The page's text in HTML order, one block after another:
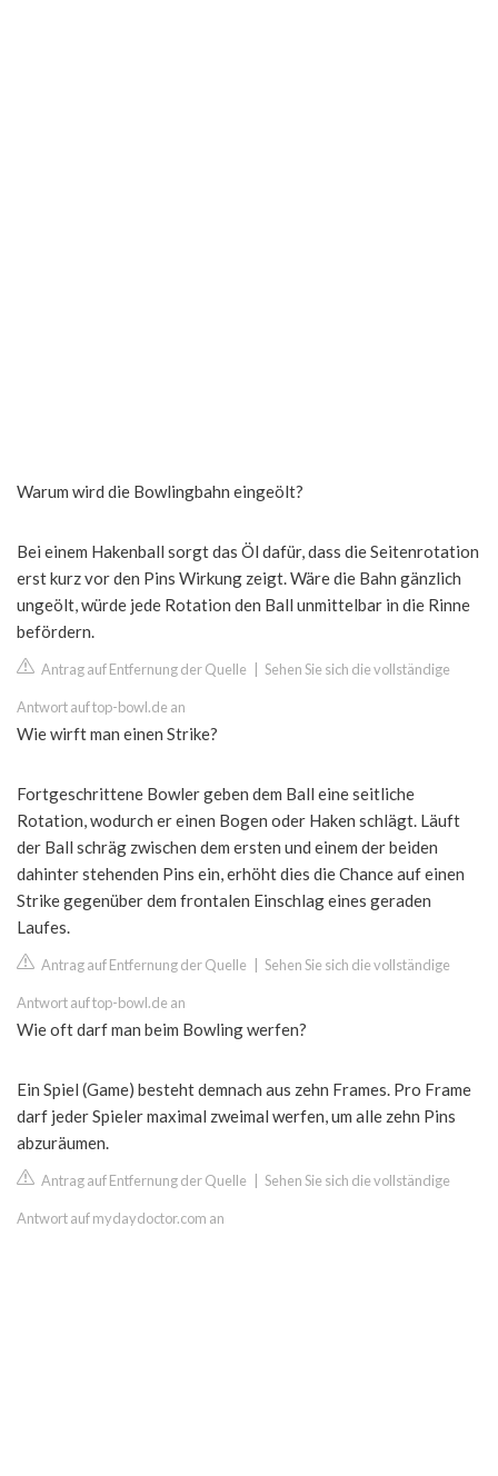
Warum wird die Bowlingbahn eingeölt?
Bei einem Hakenball sorgt das Öl dafür, dass die Seitenrotation
erst kurz vor den Pins Wirkung zeigt. Wäre die Bahn gänzlich
ungeölt, würde jede Rotation den Ball unmittelbar in die Rinne
befördern.
Antrag auf Entfernung der Quelle Sehen Sie sich die vollständige
Antwort auf top-bowl.de an
Wie wirft man einen Strike?
Fortgeschrittene Bowler geben dem Ball eine seitliche
Rotation, wodurch er einen Bogen oder Haken schlägt. Läuft
der Ball schräg zwischen dem ersten und einem der beiden
dahinter stehenden Pins ein, erhöht dies die Chance auf einen
Strike gegenüber dem frontalen Einschlag eines geraden
Laufes.
Antrag auf Entfernung der Quelle Sehen Sie sich die vollständige
Antwort auf top-bowl.de an
Wie oft darf man beim Bowling werfen?
Ein Spiel (Game) besteht demnach aus zehn Frames. Pro Frame
darf jeder Spieler maximal zweimal werfen, um alle zehn Pins
abzuräumen.
Antrag auf Entfernung der Quelle Sehen Sie sich die vollständige
Antwort auf mydaydoctor.com an